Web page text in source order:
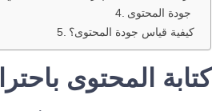
كيفية قياس جودة المحتوى؟
كتابة المحتوى